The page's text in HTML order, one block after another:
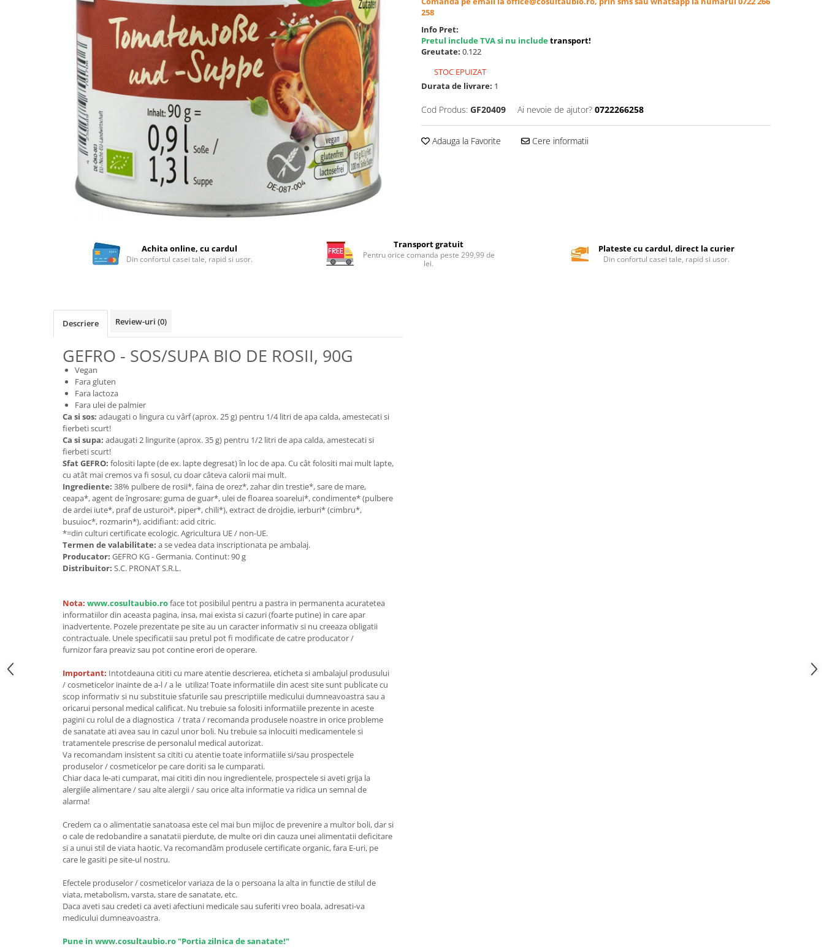
Ceaiuri diverse si accesorii
Vinuri, bere si alte bauturi
Siropuri naturale
Seminte bio pentru germinat
Seminte din plante oleaginoase
Fructe si legume Bio
Bauturi vegetale
Produse din carne
Sosuri, Ketchup bio
Pudre si prafuri
Conserve, Pateuri, creme
Leguminoase si seminte
Fermenti si gelifianti
Produse din soia
Sare si inlocuitori
Produse care inlocuiesc carnea
Unt, alternativa unt
Dulceturi, gemuri, compoturi
Creme
Bomboane, Caramele si Jeleuri
Biscuiti si napolitane
Zahar si indulcitori
Guma de mestecat bio
Seminte, fructe uscate, samburi
Mixuri, condimente si mirodenii
Maioneza bio
Semipreparate
258
Info Pret:
Pretul include TVA si nu includetransport!
Greutate: 0.122
STOC EPUIZAT
Durata de livrare: 1
Cod Produs: GF20409 Ai nevoie de ajutor? 0722266258
Adauga la Favorite Cere informatii
Achita online, cu cardul
Din confortul casei tale, rapid si usor.
Transport gratuit
Pentru orice comanda peste 299,99 de
lei.
Plateste cu cardul, direct la curier
Din confortul casei tale, rapid si usor.
Descriere Review-uri (0)
GEFRO - SOS/SUPA BIO DE ROSII, 90G
Vegan
Fara gluten
Fara lactoza
Fara ulei de palmier
Ca si sos: adaugati o lingura cu vârf (aprox. 25 g) pentru 1/4 litri de apa calda, amestecati si
fierbeti scurt!
Ca si supa: adaugati 2 lingurite (aprox. 35 g) pentru 1/2 litri de apa calda, amestecati si
fierbeti scurt!
Sfat GEFRO: folositi lapte (de ex. lapte degresat) în loc de apa. Cu cât folositi mai mult lapte,
cu atât mai cremos va fi sosul, cu doar câteva calorii mai mult.
Ingrediente: 38% pulbere de rosii*, faina de orez*, zahar din trestie*, sare de mare,
ceapa*, agent de îngrosare: guma de guar*, ulei de floarea soarelui*, condimente* (pulbere
de ardei iute*, praf de usturoi*, piper*, chili*), extract de drojdie, ierburi* (cimbru*,
busuioc*, rozmarin*), acidifiant: acid citric.
*=din culturi certificate ecologic. Agricultura UE / non-UE.
Termen de valabilitate: a se vedea data inscriptionata pe ambalaj.
Producator: GEFRO KG - Germania. Continut: 90 g
Distribuitor: S.C. PRONAT S.R.L.
Nota: www.cosultaubio.roface tot posibilul pentru a pastra in permanenta acuratetea
informatiilor din aceasta pagina, insa, mai exista si cazuri (foarte putine) in care apar
inadvertente. Pozele prezentate pe site au un caracter informativ si nu creeaza obligatii
contractuale. Unele specificatii sau pretul pot fi modificate de catre producator /
furnizor fara preaviz sau pot contine erori de operare.
Important: Intotdeauna cititi cu mare atentie descrierea, eticheta si ambalajul produsului
/ cosmeticelor inainte de a-l / a le utiliza! Toate informatiile din acest site sunt publicate cu
scop informativ si nu substituie sfaturile sau prescriptiile medicului dumneavoastra sau a
oricarui personal medical calificat. Nu trebuie sa folositi informatiile prezente in aceste
pagini cu rolul de a diagnostica / trata / recomanda produsele noastre in orice probleme
de sanatate ati avea sau in cazul unor boli. Nu trebuie sa inlocuiti medicamentele si
tratamentele prescrise de personalul medical autorizat.
Va recomandam insistent sa cititi cu atentie toate informatiile si/sau prospectele
produselor / cosmeticelor pe care doriti sa le cumparati.
Chiar daca le-ati cumparat, mai cititi din nou ingredientele, prospectele si aveti grija la
alergiile alimentare / sau alte alergii / sau orice alta informatie va ridica un semnal de
alarma!
Credem ca o alimentatie sanatoasa este cel mai bun mijloc de prevenire a multor boli, dar si
o cale de redobandire a sanatatii pierdute, de multe ori din cauza unei alimentatii deficitare
si a unui stil de viata haotic. Va recomandăm produsele certificate organic, fara E-uri, pe
care le gasiti pe site-ul nostru.
Efectele produselor / cosmeticelor variaza de la o persoana la alta in functie de stilul de
viata, metabolism, varsta, stare de sanatate, etc.
Daca aveti sau credeti ca aveti afectiuni medicale sau suferiti vreo boala, adresati-va
medicului dumneavoastra.
Pune in www.cosultaubio.ro "Portia zilnica de sanatate!"